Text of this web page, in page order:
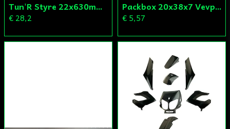
Tun'R Styre 22x630mm Vit
€ 28,2
Packbox 20x38x7 Vevparti Derbi (original)
€ 5,57